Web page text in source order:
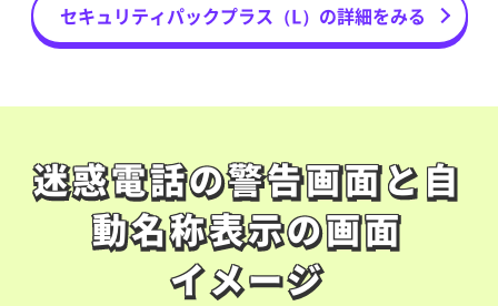
セキュリティパックプラス（L）の詳細をみる
迷惑電話の警告画面と自
動名称表示の画面
イメージ
迷惑電話の警告画面と自
動名称表示の画面
イメージ